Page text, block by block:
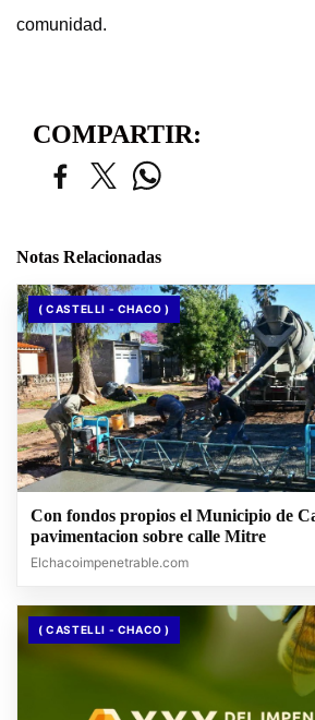
comunidad.
COMPARTIR:
Notas Relacionadas
( CASTELLI - CHACO )
Con fondos propios el Municipio de
pavimentacion sobre calle Mitre
Elchacoimpenetrable.com
( CASTELLI - CHACO )